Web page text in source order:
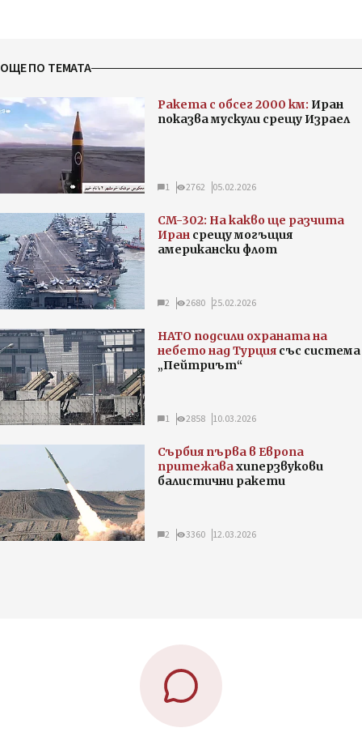
ОЩЕ ПО ТЕМАТА
Ракета с обсег 2000 км: Иран
показва мускули срещу Израел
1 2762 05.02.2026
CM-302: На какво ще разчита
Иран срещу могъщия
американски флот
2 2680 25.02.2026
НАТО подсили охраната на
небето над Турция със система
„Пейтриът“
1 2858 10.03.2026
Сърбия първа в Европа
притежавахиперзвукови
балистични ракети
2 3360 12.03.2026